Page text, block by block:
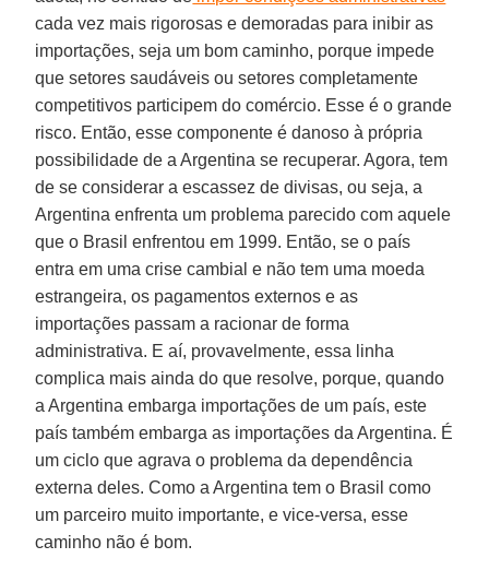
cada vez mais rigorosas e demoradas para inibir as
importações, seja um bom caminho, porque impede
que setores saudáveis ou setores completamente
competitivos participem do comércio. Esse é o grande
risco. Então, esse componente é danoso à própria
possibilidade de a Argentina se recuperar. Agora, tem
de se considerar a escassez de divisas, ou seja, a
Argentina enfrenta um problema parecido com aquele
que o Brasil enfrentou em 1999. Então, se o país
entra em uma crise cambial e não tem uma moeda
estrangeira, os pagamentos externos e as
importações passam a racionar de forma
administrativa. E aí, provavelmente, essa linha
complica mais ainda do que resolve, porque, quando
a Argentina embarga importações de um país, este
país também embarga as importações da Argentina. É
um ciclo que agrava o problema da dependência
externa deles. Como a Argentina tem o Brasil como
um parceiro muito importante, e vice-versa, esse
caminho não é bom.